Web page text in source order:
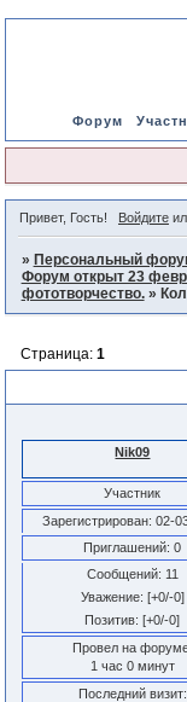
Форум
Привет, Гость! Войдите
» Персональный
Форум открыт 23
фототворчество. »
Страница: 1
Nik09
Участник
Зарегистрирован: 02-
Приглашений: 0
Сообщений: 11
Уважение: [+0/-0]
Позитив: [+0/-0]
Провел на
1 час 0 минут
Последний визит: